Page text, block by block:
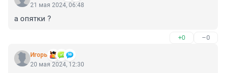
21 мая 2024, 06:48
а опятки ?
+0 –0
Игoрь
20 мая 2024, 12:30